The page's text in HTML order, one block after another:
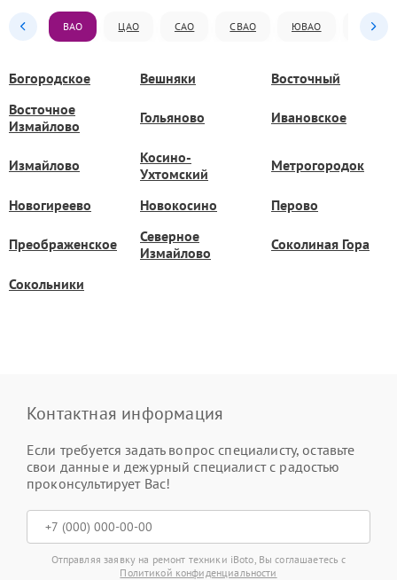
ВАО ЦАО САО СВАО ЮВАО ЮАО
Богородское Вешняки
Восточный
Восточное
Измайлово
Гольяново Ивановское
Измайлово
Косино-
Ухтомский
Метрогородок
Новогиреево Новокосино Перово
Преображенское
Северное
Измайлово
Соколиная Гора
Сокольники
Контактная информация
Если требуется задать вопрос специалисту, оставьте
свои данные и дежурный специалист с радостью
проконсультирует Вас!
Отправляя заявку на ремонт техники iBoto, Вы соглашаетесь с
Политикой конфиденциальности